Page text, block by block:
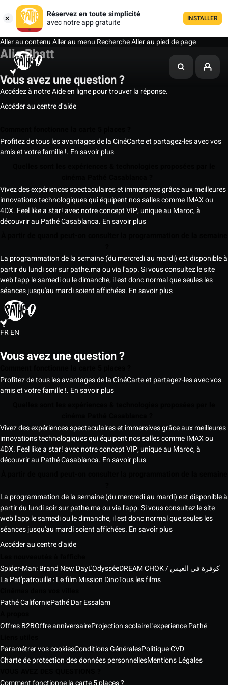
Réservez en toute simplicité
avec notre app gratuite
INSTALLER
Aller au contenuAller au menu RechercheAller au pied de page
Alia Bhatt
Vous avez une question ?
Accédez à notre Aide en ligne pour trouver la réponse.
Accéder au centre d'aide
Profitez de tous les avantages de la CinéCarte et partagez-les avec vos
amis et votre famille !. En savoir plus
Vivez des expériences spectaculaires et immersives grâce aux meilleures
innovations technologiques qui équipent nos salles comme IMAX ou
4DX. Feel like a star! avec notre concept VIP, unique au Maroc, à
découvrir au Pathé Casablanca. En savoir plus
La programmation de la semaine (du mercredi au mardi) est disponible à
partir du lundi soir sur pathe.ma ou via l'app. Si vous consultez le site
web l'app le samedi ou le dimanche, il est donc normal que seules les
séances jusqu'au mardi soient affichées. En savoir plus
FREN
Vous avez une question ?
Profitez de tous les avantages de la CinéCarte et partagez-les avec vos
amis et votre famille !. En savoir plus
Vivez des expériences spectaculaires et immersives grâce aux meilleures
innovations technologiques qui équipent nos salles comme IMAX ou
4DX. Feel like a star! avec notre concept VIP, unique au Maroc, à
découvrir au Pathé Casablanca. En savoir plus
La programmation de la semaine (du mercredi au mardi) est disponible à
partir du lundi soir sur pathe.ma ou via l'app. Si vous consultez le site
web l'app le samedi ou le dimanche, il est donc normal que seules les
séances jusqu'au mardi soient affichées. En savoir plus
Accéder au centre d'aide
Spider-Man: Brand New DayL'Odyssée
DREAM CHOK / كوفرة في الغيس
La Pat'patrouille : Le film Mission DinoTous les films
Pathé CaliforniePathé Dar Essalam
Offres B2BOffre anniversaireProjection scolaireL'experience Pathé
Paramétrer vos cookiesConditions GénéralesPolitique CVD
Charte de protection des données personnellesMentions Légales